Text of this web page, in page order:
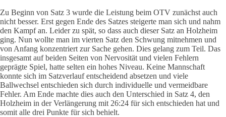
Zu Beginn von Satz 3 wurde die Leistung beim OTV zunächst auch
nicht besser. Erst gegen Ende des Satzes steigerte man sich und nahm
den Kampf an. Leider zu spät, so dass auch dieser Satz an Holzheim
ging. Nun wollte man im vierten Satz den Schwung mitnehmen und
von Anfang konzentriert zur Sache gehen. Dies gelang zum Teil. Das
insgesamt auf beiden Seiten von Nervosität und vielen Fehlern
geprägte Spiel, hatte selten ein hohes Niveau. Keine Mannschaft
konnte sich im Satzverlauf entscheidend absetzen und viele
Ballwechsel entschieden sich durch individuelle und vermeidbare
Fehler. Am Ende machte dies auch den Unterschied in Satz 4, den
Holzheim in der Verlängerung mit 26:24 für sich entschieden hat und
somit alle drei Punkte für sich behielt.